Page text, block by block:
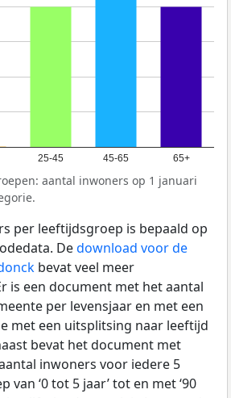
25-45 45-65 65+
aantal inwoners op 1 januari
per leeftijdsgroep is bepaald op
Dedownload voor de
bevat veel meer
is een document met het aantal
per levensjaar en met een
met een uitsplitsing naar leeftijd
bevat het document met
inwoners voor iedere 5
van ‘0 tot 5 jaar’ tot en met ‘90